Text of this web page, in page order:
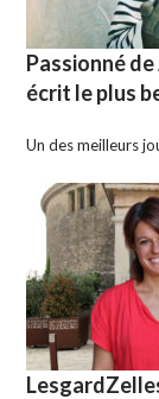
Passionné
écrit le plus
Un des meilleurs